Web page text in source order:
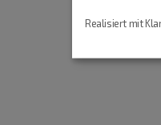
Realisiert mit